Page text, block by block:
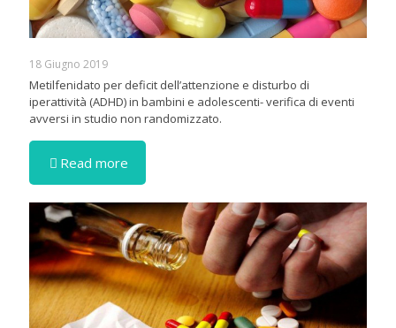
18 Giugno 2019
Metilfenidato per deficit dell’attenzione e disturbo di
iperattività (ADHD) in bambini e adolescenti- verifica di eventi
avversi in studio non randomizzato.
Read more